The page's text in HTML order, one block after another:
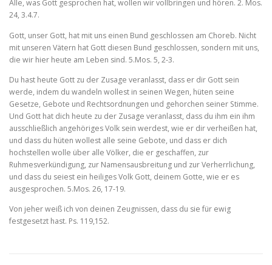
Alle, was Gott gesprochen hat, wollen wir vollbringen und hören. 2. Mos.
24, 3.4.7.
Gott, unser Gott, hat mit uns einen Bund geschlossen am Choreb. Nicht
mit unseren Vätern hat Gott diesen Bund geschlossen, son­dern mit uns,
die wir hier heute am Leben sind. 5.Mos. 5, 2‑3.
Du hast heute Gott zu der Zusage veranlasst, dass er dir Gott sein
werde, indem du wandeln wollest in seinen Wegen, hüten seine
Gesetze, Gebote und Rechtsordnungen und gehorchen seiner Stimme.
Und Gott hat dich heute zu der Zusage veranlasst, dass du ihm ein ihm
ausschließlich angehöriges Volk sein werdest, wie er dir verheißen hat,
und dass du hüten wollest alle seine Gebote, und dass er dich
hochstellen wolle über alle Völker, die er geschaf­fen, zur
Ruhmesverkündigung, zur Namensausbreitung und zur Ver­herrlichung,
und dass du seiest ein heiliges Volk Gott, deinem Gotte, wie er es
ausgesprochen. 5.Mos. 26, 17‑19.
Von jeher weiß ich von deinen Zeugnissen, dass du sie für ewig
festgesetzt hast. Ps. 119,152.